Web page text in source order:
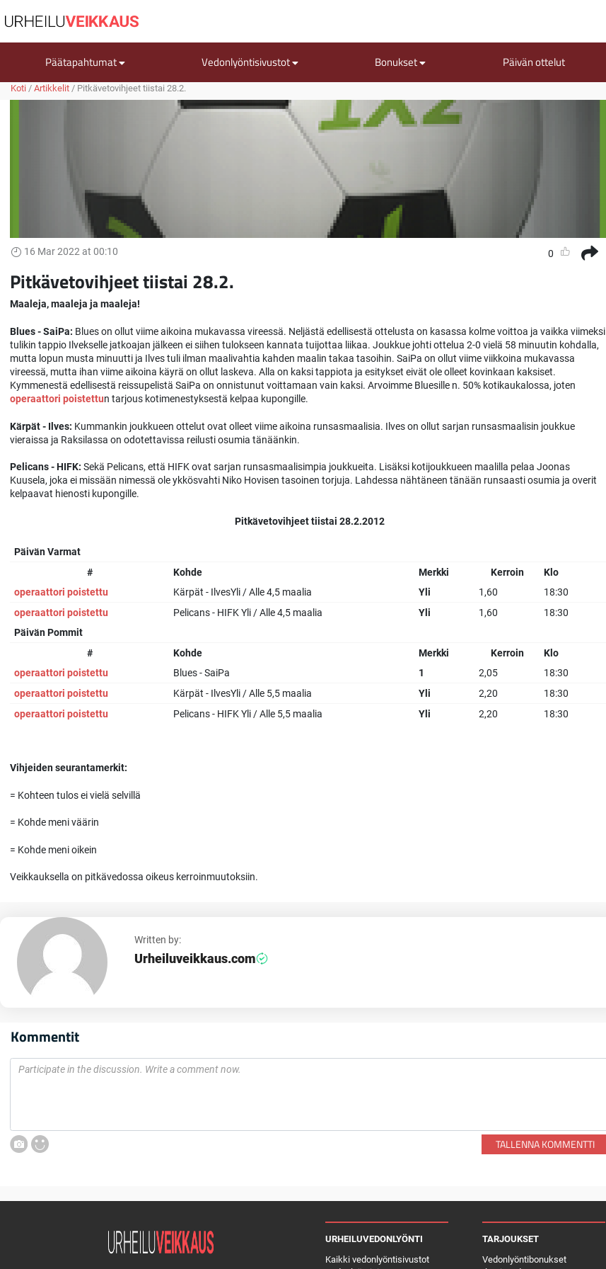
Päätapahtumat Vedonlyöntisivustot Bonukset Päivän ottelut
Koti / Artikkelit / Pitkävetovihjeet tiistai 28.2.
16 Mar 2022 at 00:10 0
Pitkävetovihjeet tiistai 28.2.
Maaleja, maaleja ja maaleja!
Blues - SaiPa: Blues on ollut viime aikoina mukavassa vireessä. Neljästä edellisestä ottelusta on kasassa kolme voittoa ja vaikka viimeksi
tulikin tappio Ilvekselle jatkoajan jälkeen ei siihen tulokseen kannata tuijottaa liikaa. Joukkue johti ottelua 2-0 vielä 58 minuutin kohdalla,
mutta lopun musta minuutti ja Ilves tuli ilman maalivahtia kahden maalin takaa tasoihin. SaiPa on ollut viime viikkoina mukavassa
vireessä, mutta ihan viime aikoina käyrä on ollut laskeva. Alla on kaksi tappiota ja esitykset eivät ole olleet kovinkaan kaksiset.
Kymmenestä edellisestä reissupelistä SaiPa on onnistunut voittamaan vain kaksi. Arvoimme Bluesille n. 50% kotikaukalossa, joten
operaattori poistettun tarjous kotimenestyksestä kelpaa kupongille.
Kärpät - Ilves: Kummankin joukkueen ottelut ovat olleet viime aikoina runsasmaalisia. Ilves on ollut sarjan runsasmaalisin joukkue
vieraissa ja Raksilassa on odotettavissa reilusti osumia tänäänkin.
Pelicans - HIFK: Sekä Pelicans, että HIFK ovat sarjan runsasmaalisimpia joukkueita. Lisäksi kotijoukkueen maalilla pelaa Joonas
Kuusela, joka ei missään nimessä ole ykkösvahti Niko Hovisen tasoinen torjuja. Lahdessa nähtäneen tänään runsaasti osumia ja overit
kelpaavat hienosti kupongille.
Pitkävetovihjeet tiistai 28.2.2012
Päivän Varmat
#
Kohde Merkki Kerroin
Klo
operaattori poistettu
Kärpät - IlvesYli / Alle 4,5 maalia Yli 1,60
18:30
operaattori poistettu
Pelicans - HIFK Yli / Alle 4,5 maalia Yli 1,60
18:30
Päivän Pommit
#
Kohde Merkki Kerroin
Klo
operaattori poistettu
Blues - SaiPa 1 2,05
18:30
operaattori poistettu
Kärpät - IlvesYli / Alle 5,5 maalia Yli 2,20
18:30
operaattori poistettu
Pelicans - HIFK Yli / Alle 5,5 maalia Yli 2,20 18:30
Vihjeiden seurantamerkit:
= Kohteen tulos ei vielä selvillä
= Kohde meni väärin
= Kohde meni oikein
Veikkauksella on pitkävedossa oikeus kerroinmuutoksiin.
Written by:
Urheiluveikkaus.com
Kommentit
TALLENNA KOMMENTTI
URHEILUVEDONLYÖNTI
Kaikki vedonlyöntisivustot
TARJOUKSET
Vedonlyöntibonukset